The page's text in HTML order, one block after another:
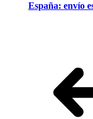
España: envío